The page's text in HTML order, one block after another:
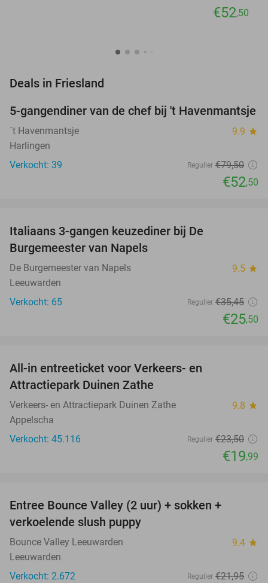
€52,50
Deals in Friesland
34%
NEW
TODAY
5-gangendiner van de chef bij 't Havenmantsje
´t Havenmantsje 9.9 star
Harlingen
Verkocht: 39
Regulier €79,50
€52,50
Italiaans 3-gangen keuzediner bij De
Burgemeester van Napels
De Burgemeester van Napels 9.5 star
Leeuwarden
Verkocht: 65
Regulier €35,45
€25,50
All-in entreeticket voor Verkeers- en
Attractiepark Duinen Zathe
Verkeers- en Attractiepark Duinen Zathe 9.8 star
Appelscha
Verkocht: 45.116
Regulier €23,50
€19,99
Entree Bounce Valley (2 uur) + sokken +
verkoelende slush puppy
Bounce Valley Leeuwarden 9.4 star
Leeuwarden
Verkocht: 2.672
Regulier €21,95